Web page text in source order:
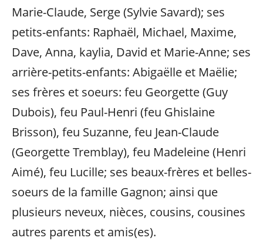
Marie-Claude, Serge (Sylvie Savard); ses
petits-enfants: Raphaël, Michael, Maxime,
Dave, Anna, kaylia, David et Marie-Anne; ses
arrière-petits-enfants: Abigaëlle et Maëlie;
ses frères et soeurs: feu Georgette (Guy
Dubois), feu Paul-Henri (feu Ghislaine
Brisson), feu Suzanne, feu Jean-Claude
(Georgette Tremblay), feu Madeleine (Henri
Aimé), feu Lucille; ses beaux-frères et belles-
soeurs de la famille Gagnon; ainsi que
plusieurs neveux, nièces, cousins, cousines
autres parents et amis(es).